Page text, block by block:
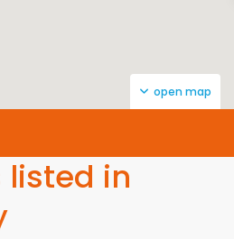
open map
listed in